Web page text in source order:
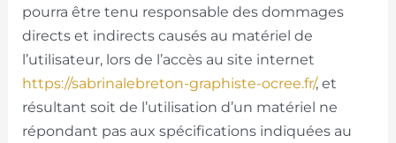
pourra être tenu responsable des dommages
directs et indirects causés au matériel de
l’utilisateur, lors de l’accès au site internet
https://sabrinalebreton-graphiste-ocree.fr/, et
résultant soit de l’utilisation d’un matériel ne
répondant pas aux spécifications indiquées au